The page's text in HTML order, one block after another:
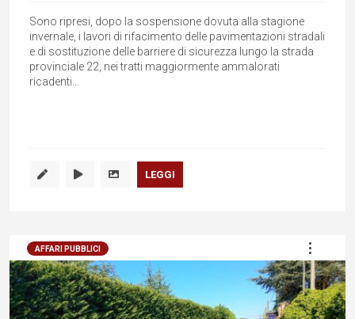
Sono ripresi, dopo la sospensione dovuta alla stagione
invernale, i lavori di rifacimento delle pavimentazioni stradali
e di sostituzione delle barriere di sicurezza lungo la strada
provinciale 22, nei tratti maggiormente ammalorati
ricadenti...
LEGGI
AFFARI PUBBLICI